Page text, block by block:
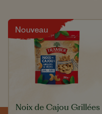
Nouveau
Noix de Cajou Grillées